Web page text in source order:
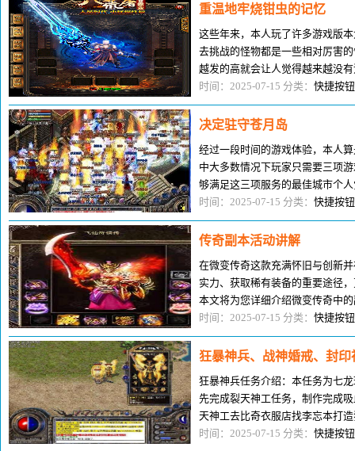
重温地牢烧钳虫的记忆
这些年来，本人玩了许多游戏版
去挑战的怪物都是一些相对厉害
越发的高就会让人觉得越来越没
实现如今的游戏最需要的就是给人
时间：2025-07-15 分类： 快捷按钮
决定驻守苍月岛
经过一段时间的游戏体验，本人
中大多数情况下玩家只需要三项
够满足这三项服务的最佳城市个
么认为的。由于大家都这么认为，
时间：2025-07-15 分类： 快捷按钮
传奇副本活动讲解
在微变传奇这款充满怀旧与创新
实力、获取稀有装备的重要途径
本文将为您详细介绍微变传奇中
限。一、神舰跑酷：速度与策略的
时间：2025-07-15 分类： 快捷按钮
狂暴神兵、战神婚戒、封印
狂暴神兵任务介绍：本任务为七
先完成裂天神工任务，制作完成
天神工去比奇衣服店找李忘本打
狂暴武器神圣逍遥斩。本任务有触
时间：2025-07-15 分类： 快捷按钮